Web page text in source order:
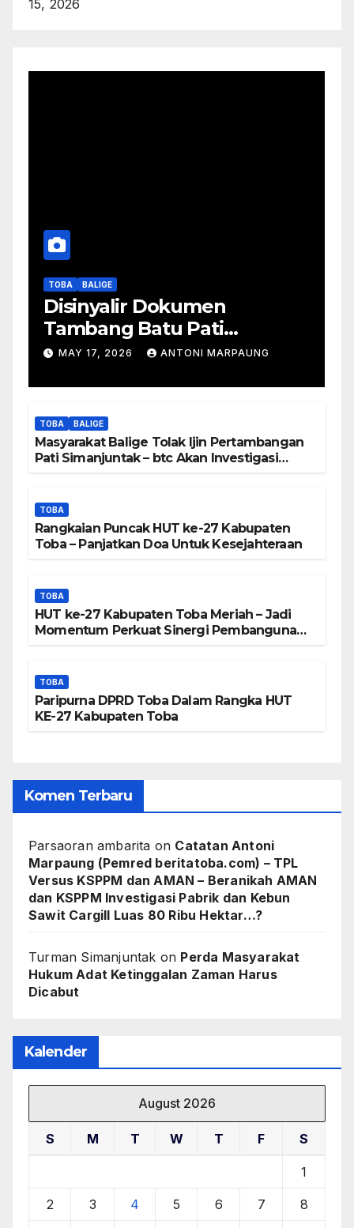
15, 2026
TOBA BALIGE
Disinyalir Dokumen
Tambang Batu Pati
Simanjuntak Palsu – Jerry
Berada Di DTA – Frengki
Pardede : Kami Tidak Miliki
Peta DTA – Tanda Tangan
Masyarakat Diduga
MAY 17, 2026 ANTONI MARPAUNG
TOBA BALIGE
Masyarakat Balige Tolak Ijin Pertambangan
Pati Simanjuntak – btc Akan Investigasi
TOBA
Rangkaian Puncak HUT ke-27 Kabupaten
Toba – Panjatkan Doa Untuk Kesejahteraan
TOBA
HUT ke-27 Kabupaten Toba Meriah – Jadi
Momentum Perkuat Sinergi Pembangunan
TOBA
Paripurna DPRD Toba Dalam Rangka HUT
KE-27 Kabupaten Toba
Komen Terbaru
Parsaoran ambarita on Catatan Antoni
Marpaung (Pemred beritatoba.com) – TPL
Versus KSPPM dan AMAN – Beranikah AMAN
dan KSPPM Investigasi Pabrik dan Kebun
Sawit Cargill Luas 80 Ribu Hektar…?
Turman Simanjuntak on Perda Masyarakat
Hukum Adat Ketinggalan Zaman Harus
Dicabut
Kalender
August 2026
S M T W T F S
1
2 3 4 5 6 7 8